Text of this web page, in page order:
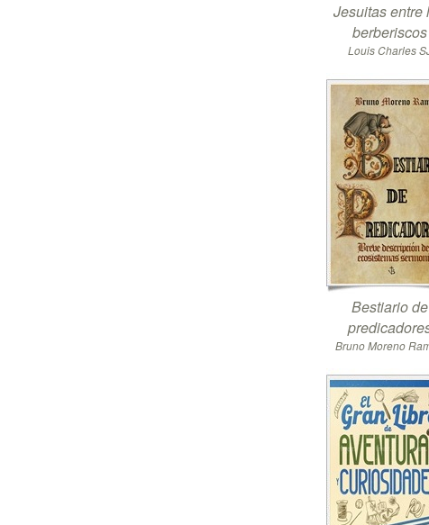
Jesuitas entre
berberiscos
Louis Charles
Bestiario de
Bruno Moreno